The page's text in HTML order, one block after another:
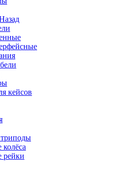
кейсов
рейки